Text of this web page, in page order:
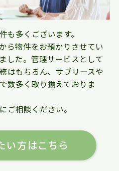
も多くございます。
ら物件をお預かりさせてい
した。管理サービスとして
はもちろん、サブリースや
数多く取り揃えておりま
ご相談ください。
い方はこちら